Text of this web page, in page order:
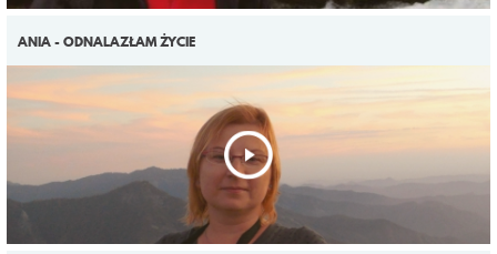
ANIA - ODNALAZŁAM ŻYCIE